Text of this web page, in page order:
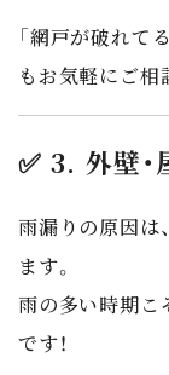
「網戸が破れて
もお気軽にご相
✅ 3. 外壁
雨漏りの原因は、
ます。
雨の多い時期こ
です！